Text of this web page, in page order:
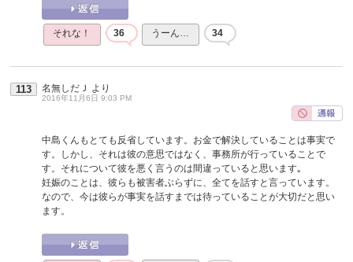
それな！ 36 うーん… 34
113 名無しだＪ より
2016年11月6日 9:03 PM
中島くんもとても反省しています。お金で解決していることは事実で
す。しかし、それは彼の意思ではなく、事務所が行っていることで
す。それについて彼を悪く言うのは間違っていると思います｡
妊娠のことは、彼らも被害者ぶらずに、全てを話すと言っています。
なので、今は彼らが事実を話すまでは待っていることが大切だと思い
ます。